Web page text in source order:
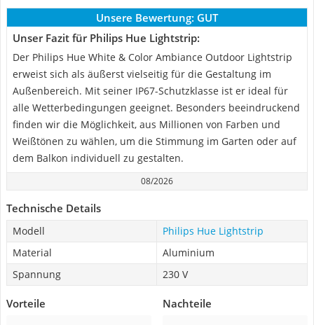
Unsere Bewertung: GUT
Unser Fazit für Philips Hue Lightstrip:
Der Philips Hue White & Color Ambiance Outdoor Lightstrip
erweist sich als äußerst vielseitig für die Gestaltung im
Außenbereich. Mit seiner IP67-Schutzklasse ist er ideal für
alle Wetterbedingungen geeignet. Besonders beeindruckend
finden wir die Möglichkeit, aus Millionen von Farben und
Weißtönen zu wählen, um die Stimmung im Garten oder auf
dem Balkon individuell zu gestalten.
08/2026
Technische Details
Modell
Philips Hue Lightstrip
Material
Aluminium
Spannung
230 V
Vorteile Nachteile